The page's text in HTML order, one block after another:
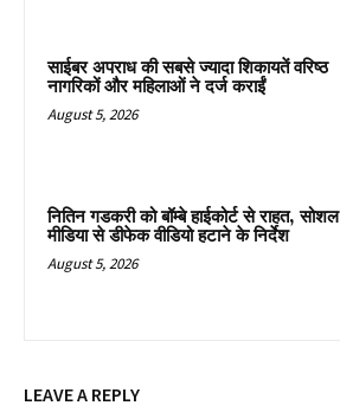
साईबर अपराध की सबसे ज्यादा शिकायतें वरिष्ठ
नागरिकों और महिलाओं ने दर्ज कराईं
August 5, 2026
नितिन गडकरी को बॉम्बे हाईकोर्ट से राहत, सोशल
मीडिया से डीफेक वीडियो हटाने के निर्देश
August 5, 2026
LEAVE A REPLY